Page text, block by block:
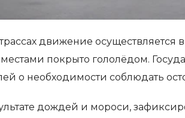
движение осуществляется
покрыто гололёдом.
о необходимости соблюдать
дождей и мороси,